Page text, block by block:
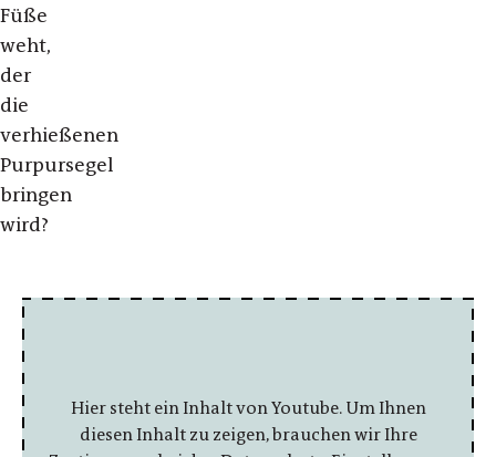
Füße
weht,
der
die
verhießenen
Purpursegel
bringen
wird?
Hier steht ein Inhalt von Youtube. Um Ihnen
diesen Inhalt zu zeigen, brauchen wir Ihre